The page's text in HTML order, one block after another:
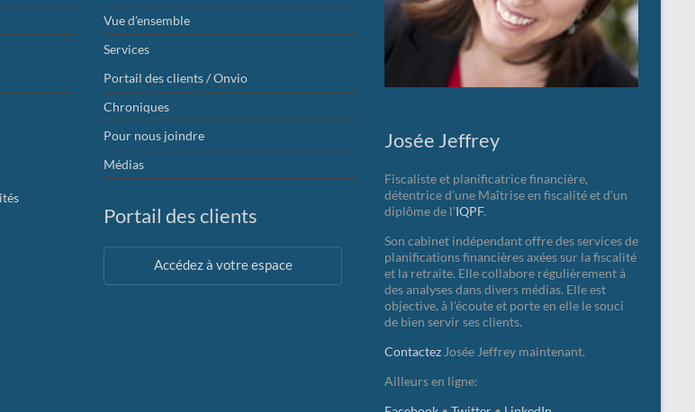
Vue d’ensemble
Services
Portail des clients / Onvio
Chroniques
Pour nous joindre
Médias
Portail des clients
Accédez à votre espace
Josée Jeffrey
Fiscaliste et planificatrice financière,
détentrice d’une Maîtrise en fiscalité et d’un
diplôme de l’IQPF.
Son cabinet indépendant offre des services de
planifications financières axées sur la fiscalité
et la retraite. Elle collabore régulièrement à
des analyses dans divers médias. Elle est
objective, à l’écoute et porte en elle le souci
de bien servir ses clients.
Contactez Josée Jeffrey maintenant.
Ailleurs en ligne: